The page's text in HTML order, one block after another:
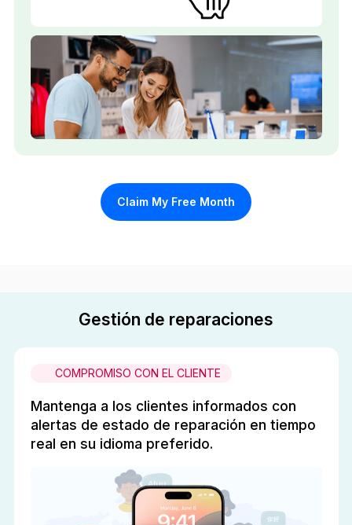
Claim My Free Month
Gestión de reparaciones
COMPROMISO CON EL CLIENTE
Mantenga a los clientes informados con
alertas de estado de reparación en tiempo
real en su idioma preferido.